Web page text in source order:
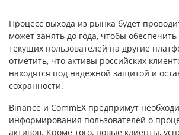
Процесс выхода из рынка будет
может занять до года, чтобы
текущих пользователей на другие
отметить, что активы российских
находятся под надежной защитой и
сохранности.
Binance и CommEX предпримут
информирования пользователей о
активов. Кроме того, новые клиенты,